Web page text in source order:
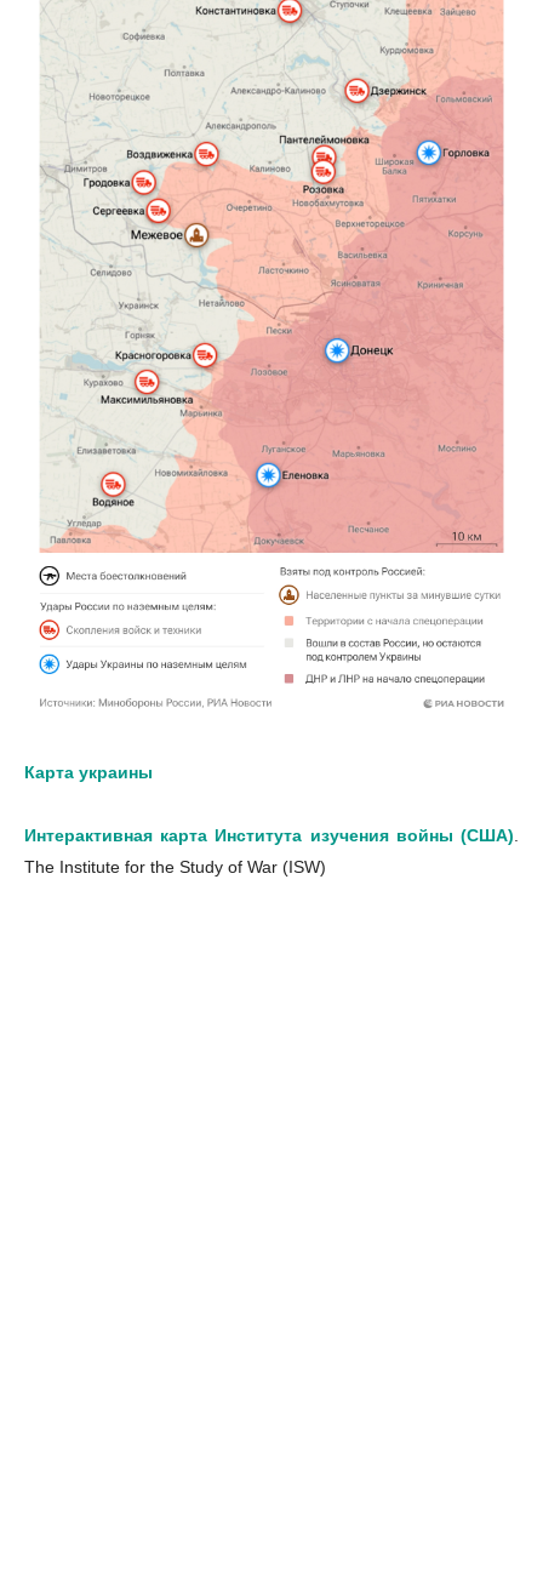
Карта украины
Интерактивная карта Института изучения войны (США)
The Institute for the Study of War (ISW)